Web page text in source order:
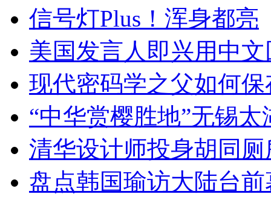
信号灯Plus！浑身都亮
美国发言人即兴用中
现代密码学之父如何
“中华赏樱胜地”无锡
清华设计师投身胡同
盘点韩国瑜访大陆台